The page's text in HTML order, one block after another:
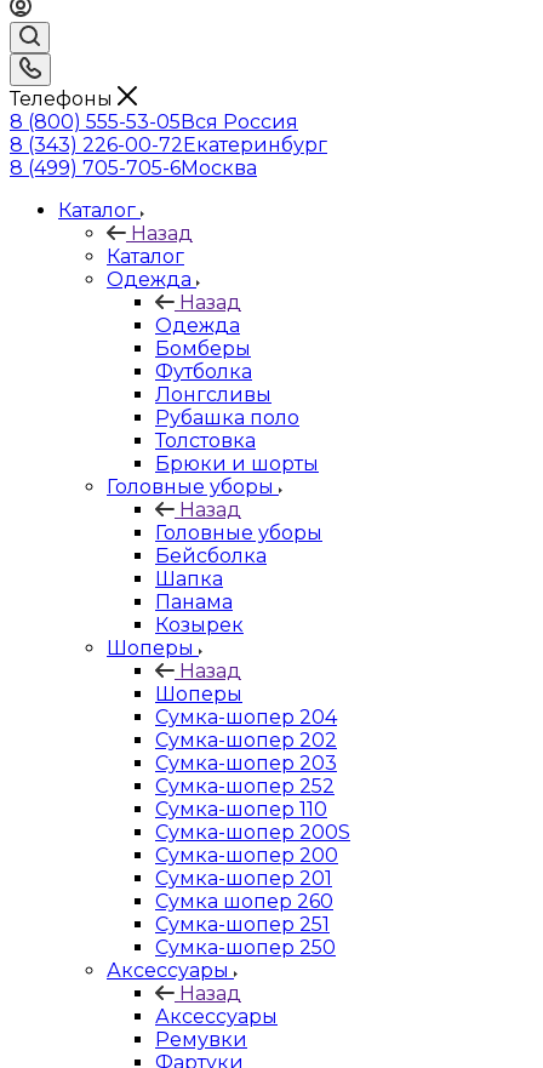
Телефоны
8 (800) 555-53-05Вся Россия
8 (343) 226-00-72Екатеринбург
8 (499) 705-705-6Москва
Каталог
Назад
Каталог
Одежда
Назад
Одежда
Бомберы
Футболка
Лонгсливы
Рубашка поло
Толстовка
Брюки и шорты
Головные уборы
Назад
Головные уборы
Бейсболка
Шапка
Панама
Козырек
Шоперы
Назад
Шоперы
Сумка-шопер 204
Сумка-шопер 202
Сумка-шопер 203
Сумка-шопер 252
Сумка-шопер 110
Сумка-шопер 200S
Сумка-шопер 200
Сумка-шопер 201
Сумка шопер 260
Сумка-шопер 251
Сумка-шопер 250
Аксессуары
Назад
Аксессуары
Ремувки
Фартуки